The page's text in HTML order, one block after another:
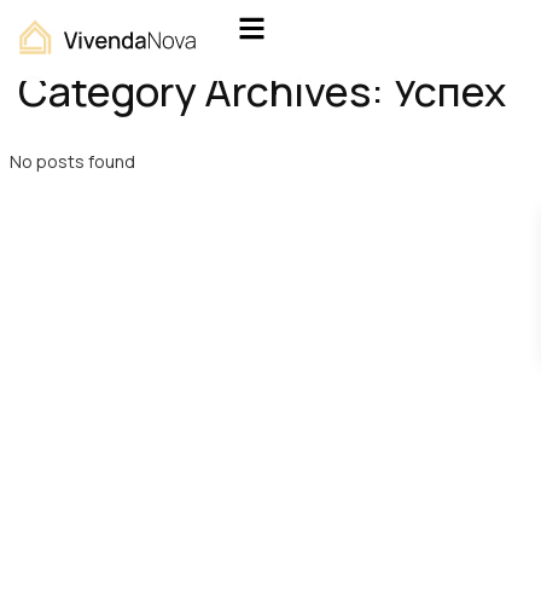
Home Успех
Category Archives: Успех
No posts found